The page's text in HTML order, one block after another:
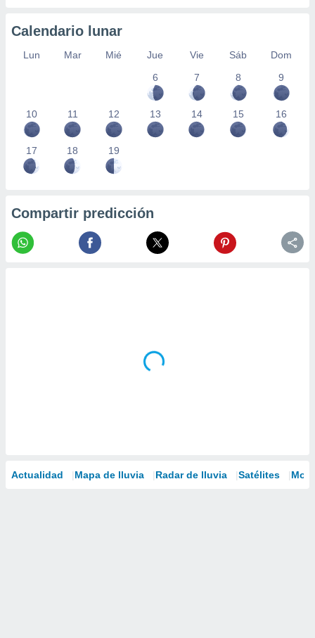
Calendario lunar
Lun Mar Mié Jue Vie Sáb
Dom
6
7 8 9
10 11 12 13 14 15 16
17 18 19
Compartir predicción
Actualidad Mapa de lluvia Radar de lluvia Satélites